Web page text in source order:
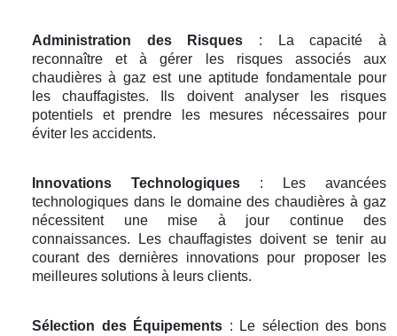
Administration des Risques : La capacité à
reconnaître et à gérer les risques associés aux
chaudières à gaz est une aptitude fondamentale pour
les chauffagistes. Ils doivent analyser les risques
potentiels et prendre les mesures nécessaires pour
éviter les accidents.
Innovations Technologiques : Les avancées
technologiques dans le domaine des chaudières à gaz
nécessitent une mise à jour continue des
connaissances. Les chauffagistes doivent se tenir au
courant des dernières innovations pour proposer les
meilleures solutions à leurs clients.
Sélection des Équipements : Le sélection des bons